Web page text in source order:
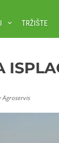
TRŽIŠTE
Agroservis